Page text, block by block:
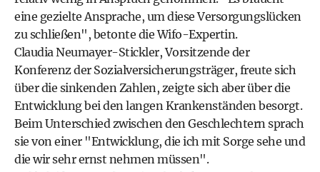
eine gezielte Ansprache, um diese Versorgungslücken
zu schließen", betonte die Wifo-Expertin.
Claudia Neumayer-Stickler, Vorsitzende der
Konferenz der Sozialversicherungsträger, freute sich
über die sinkenden Zahlen, zeigte sich aber über die
Entwicklung bei den langen Krankenständen besorgt.
Beim Unterschied zwischen den Geschlechtern sprach
sie von einer "Entwicklung, die ich mit Sorge sehe und
die wir sehr ernst nehmen müssen".